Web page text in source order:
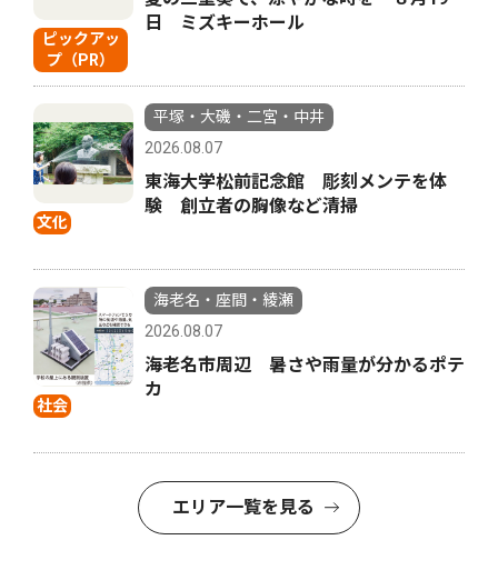
ピックアッ
プ（PR）
日 ミズキーホール
文化
平塚・大磯・二宮・中井
2026.08.07
東海大学松前記念館 彫刻メンテを体
験 創立者の胸像など清掃
社会
海老名・座間・綾瀬
2026.08.07
海老名市周辺 暑さや雨量が分かるポテ
カ
エリア一覧を見る